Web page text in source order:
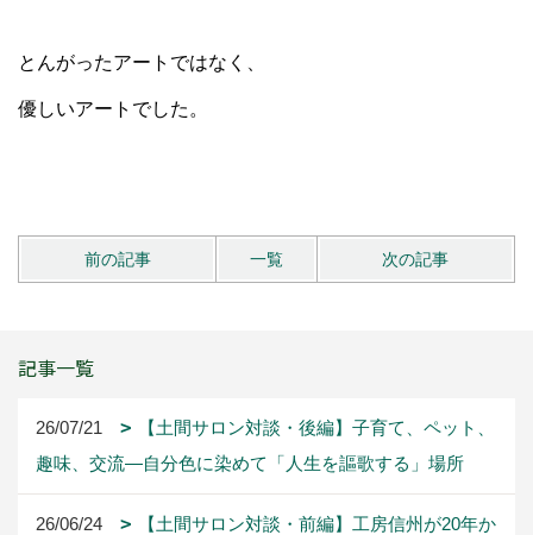
とんがったアートではなく、
優しいアートでした。
前の記事 一覧 次の記事
記事一覧
26/07/21
【土間サロン対談・後編】子育て、ペット、
趣味、交流―自分色に染めて「人生を謳歌する」場所
26/06/24
【土間サロン対談・前編】工房信州が20年か